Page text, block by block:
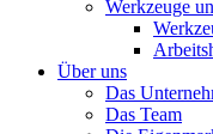
Werkzeuge
Über uns
Das
Das Team